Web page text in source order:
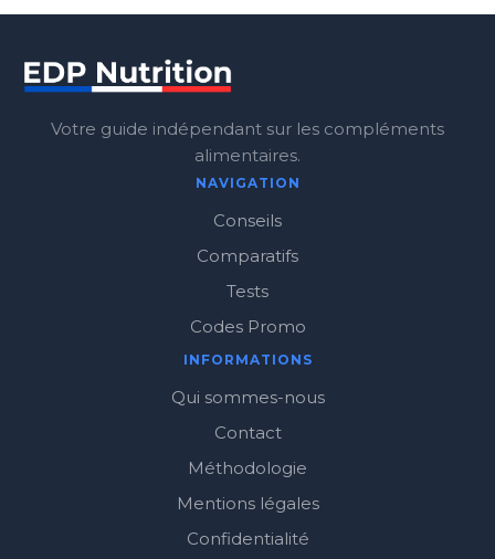
Votre guide indépendant sur les compléments
alimentaires.
NAVIGATION
Conseils
Comparatifs
Tests
Codes Promo
INFORMATIONS
Qui sommes-nous
Contact
Méthodologie
Mentions légales
Confidentialité